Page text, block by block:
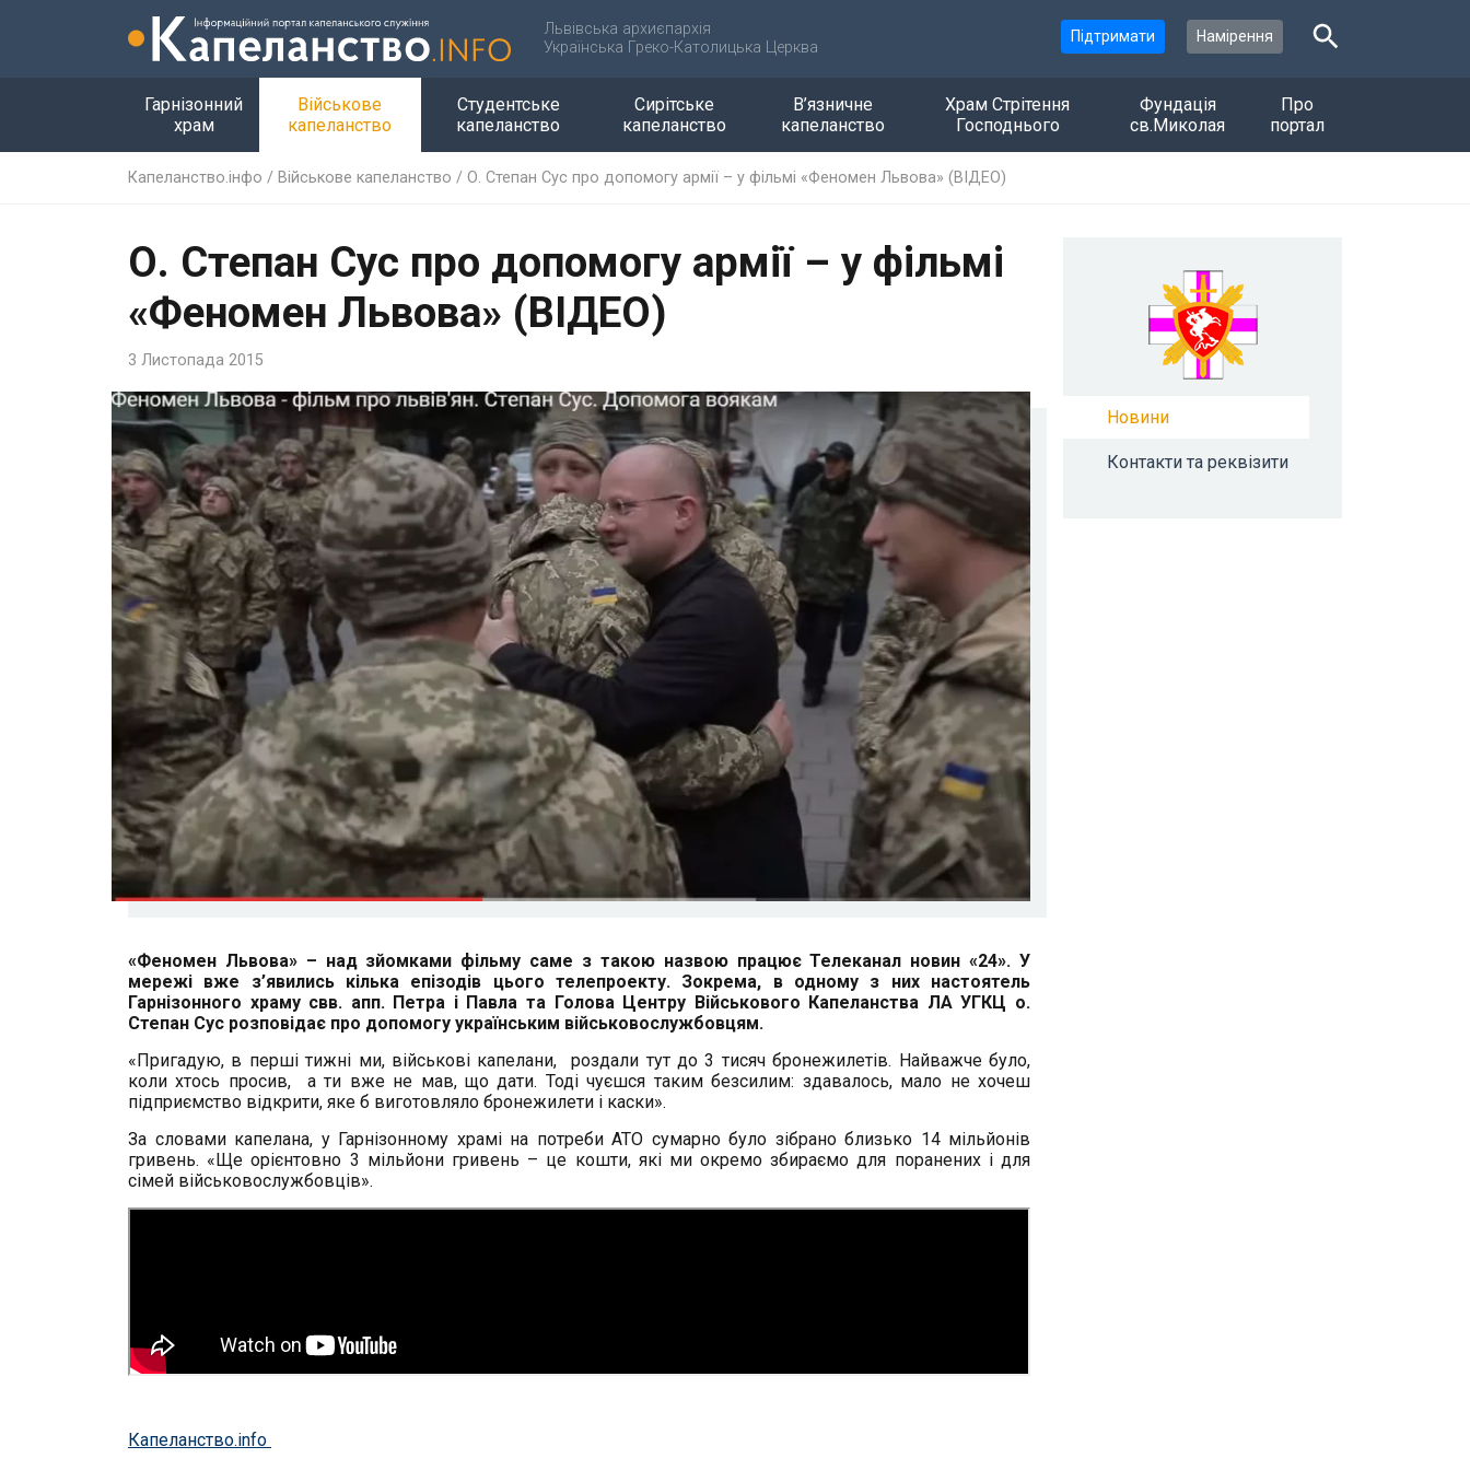
Львівська архиєпархія
Українська Греко-Католицька Церква
Підтримати Намірення
Гарнізонний
храм
Військове
капеланство
Студентське
капеланство
Сирітське
капеланство
В’язничне
капеланство
Храм Стрітення
Господнього
Фундація
св.Миколая
Про
портал
Капеланство.інфо / Військове капеланство / О. Степан Сус про допомогу армії – у фільмі «Феномен Львова» (ВІДЕО)
О. Степан Сус про допомогу армії – у фільмі
«Феномен Львова» (ВІДЕО)
3 Листопада 2015
«Феномен Львова» – над зйомками фільму саме з такою назвою працює Телеканал новин «24». У
мережі вже з’явились кілька епізодів цього телепроекту. Зокрема, в одному з них настоятель
Гарнізонного храму свв. апп. Петра і Павла та Голова Центру Військового Капеланства ЛА УГКЦ о.
Степан Сус розповідає про допомогу українським військовослужбовцям.
«Пригадую, в перші тижні ми, військові капелани, роздали тут до 3 тисяч бронежилетів. Найважче було,
коли хтось просив, а ти вже не мав, що дати. Тоді чуєшся таким безсилим: здавалось, мало не хочеш
підприємство відкрити, яке б виготовляло бронежилети і каски».
За словами капелана, у Гарнізонному храмі на потреби АТО сумарно було зібрано близько 14 мільйонів
гривень. «Ще орієнтовно 3 мільйони гривень – це кошти, які ми окремо збираємо для поранених і для
сімей військовослужбовців».
Капеланство.info
Новини
Контакти та реквізити